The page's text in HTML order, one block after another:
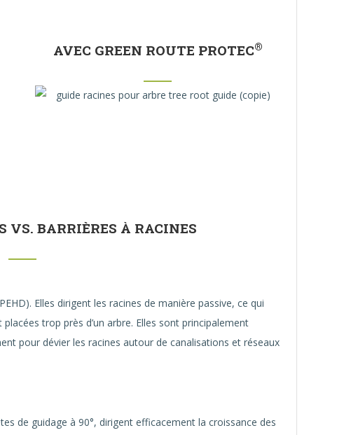
AVEC GREEN ROUTE PROTEC®
VS. BARRIÈRES À RACINES
Elles dirigent les racines de manière passive, ce qui
trop près d’un arbre. Elles sont principalement
pour dévier les racines autour de canalisations et réseaux
de guidage à 90°, dirigent efficacement la croissance des